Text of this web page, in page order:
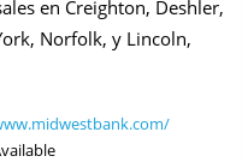
en Creighton, Deshler,
Norfolk, y Lincoln,